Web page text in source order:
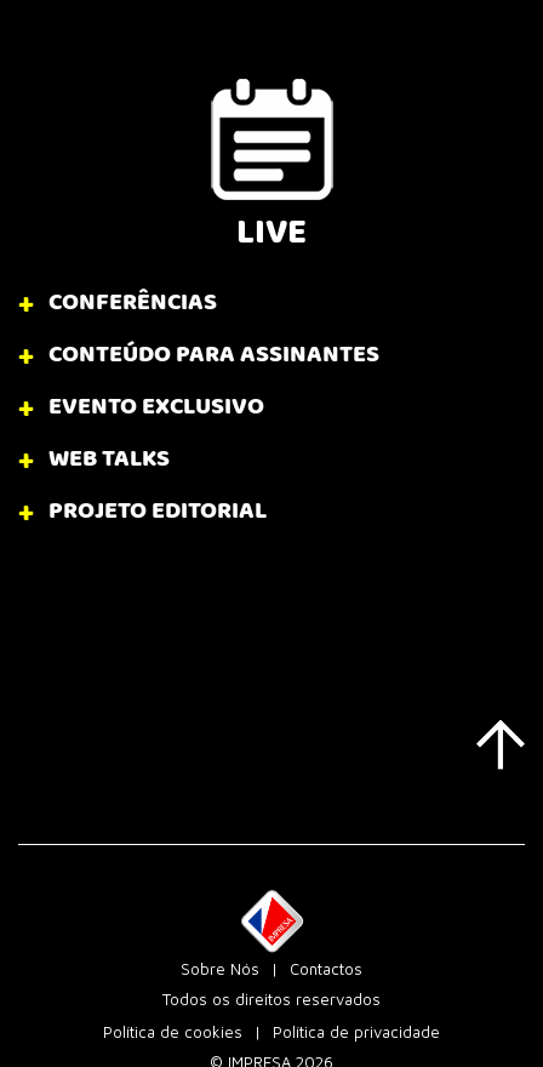
LIVE
CONFERÊNCIAS
CONTEÚDO PARA ASSINANTES
EVENTO EXCLUSIVO
WEB TALKS
PROJETO EDITORIAL
Sobre Nós
Contactos
Todos os direitos reservados
Política de cookies
Política de privacidade
© IMPRESA 2026